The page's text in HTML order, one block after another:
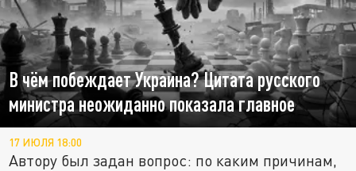
В чём побеждает Украина? Цитата русского
министра неожиданно показала главное
17 ИЮЛЯ 18:00
Автору был задан вопрос: по каким причинам,